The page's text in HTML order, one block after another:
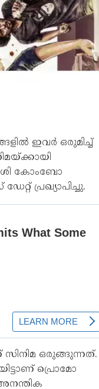
ഇവർ ഒരുമിച്ച്
കോംബോ
പ്രഖ്യാപിച്ചു.
ഒരുങ്ങുന്നത്.
പ്രൊമോ